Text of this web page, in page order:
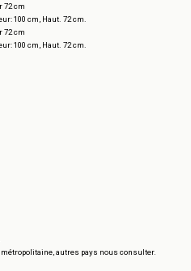
72 cm
100 cm, Haut. 72 cm.
72 cm
100 cm, Haut. 72 cm.
métropolitaine, autres pays nous consulter.